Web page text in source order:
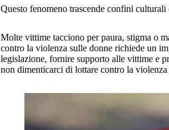
Questo fenomeno trascende confini
Molte vittime tacciono per paura, stigma o
contro la violenza sulle donne richiede un
legislazione, fornire supporto alle vittime e
non dimenticarci di lottare contro la